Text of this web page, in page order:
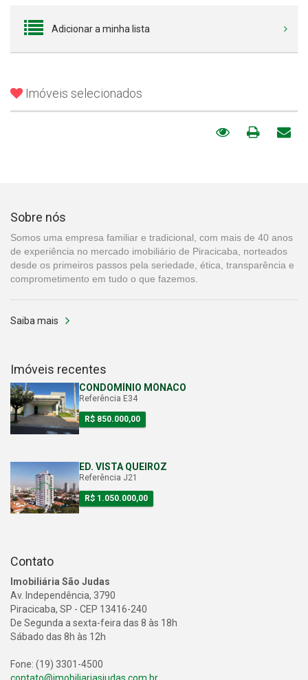
Adicionar a minha lista
Imóveis selecionados
Sobre nós
Somos uma empresa familiar e tradicional, com mais de 40 anos
de experiência no mercado imobiliário de Piracicaba, norteados
desde os primeiros passos pela seriedade, ética, transparência e
comprometimento em tudo o que fazemos.
Saiba mais
Imóveis recentes
CONDOMÍNIO MÔNACO
Referência E34
R$ 850.000,00
ED. VISTA QUEIROZ
Referência J21
R$ 1.050.000,00
Contato
Imobiliária São Judas
Av. Independência, 3790
Piracicaba, SP - CEP 13416-240
De Segunda a sexta-feira das 8 às 18h
Sábado das 8h às 12h
Fone: (19) 3301-4500
contato@imobiliariasjudas.com.br